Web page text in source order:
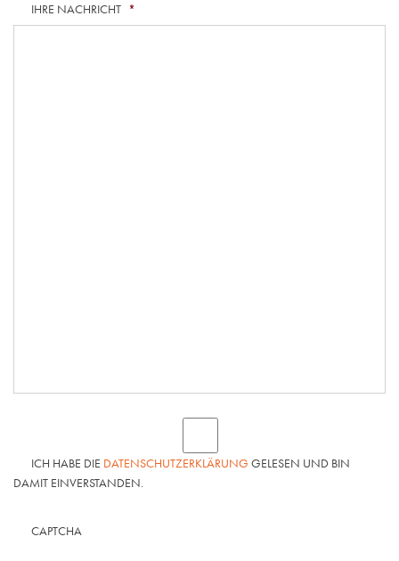
IHRE NACHRICHT *
ICH HABE DIE DATENSCHUTZERKLÄRUNG GELESEN UND BIN
DAMIT EINVERSTANDEN.
CAPTCHA